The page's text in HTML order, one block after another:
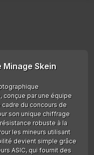
Skein
conçue par une équipe
cadre du concours de
son unique chiffrage
robuste à la
les mineurs utilisant
devient simple grâce
ASIC, qui fournit des